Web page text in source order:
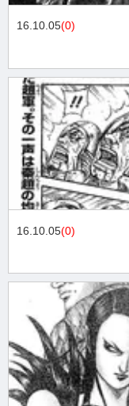
16.10.05(0)
16.10.05(0)